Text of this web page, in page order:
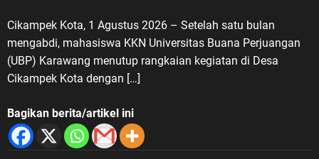
Cikampek Kota, 1 Agustus 2026 – Setelah satu bulan
mengabdi, mahasiswa KKN Universitas Buana Perjuangan
(UBP) Karawang menutup rangkaian kegiatan di Desa
Cikampek Kota dengan […]
Bagikan berita/artikel ini